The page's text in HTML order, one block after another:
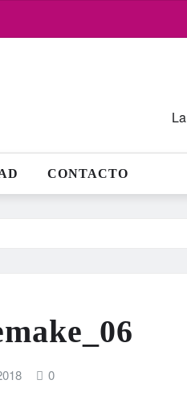
CONTACTO
0